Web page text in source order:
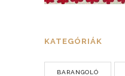
KATEGÓRIÁK
BARANGOLÓ